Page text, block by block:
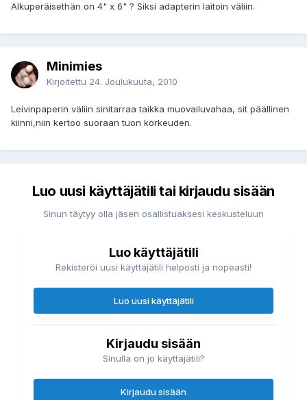
Alkuperäisethän on 4" x 6" ? Siksi adapterin laitoin väliin.
Minimies
Kirjoitettu 24. Joulukuuta, 2010
Leivinpaperin väliin sinitarraa taikka muovailuvahaa, sit päällinen
kiinni,niin kertoo suoraan tuon korkeuden.
Luo uusi käyttäjätili tai kirjaudu sisään
Sinun täytyy olla jäsen osallistuaksesi keskusteluun
Luo käyttäjätili
Rekisteröi uusi käyttäjätili helposti ja nopeasti!
Luo uusi käyttäjätili
Kirjaudu sisään
Sinulla on jo käyttäjätili?
Kirjaudu sisään